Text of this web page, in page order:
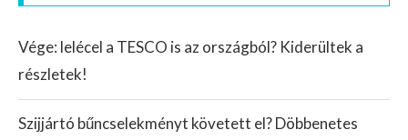
Vége: lelécel a TESCO is az országból? Kiderültek a
részletek!
Szijjártó bűncselekményt követett el? Döbbenetes